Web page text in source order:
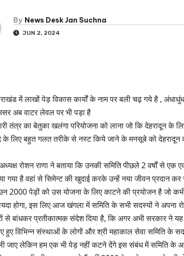
By News Desk Jan Suchna
JUN 2, 2024
में लाखों पेड़ विकास कार्यों के नाम पर बली चढ़ गये है ,
अब वाटर लेवल पर भी पड़ा है
तंत्र का बेतुका खलंगा परियोजना को लाना जो कि देहरादून के
के लिए बहुत गलत तरीके से नस्ट किये जाने के मनसूबे को
रोशन राणा ने बताया कि उनकी समिति पीछले 2 वर्षों से एक
गया है वहां से सिमेन्ट की खुदाई करके उन्हें नया जीवन प्रदान कर
2000 पेड़ों को उस योजना के लिए काटने की प्रयोजन है जो
होगा, इस लिए आज खंगला में समिति के सभी सदस्यों ने
से बांधकर प्रतीकात्मक संदेश दिया है, कि अगर अभी सरकार ने
हुए विभिन्न संस्थाओं के लोगों और श्री महाकाल सेवा समिति के
जाए लेकिन हम एक भी पेड़ नहीं कटने देंगे इस संबंध में समिति के